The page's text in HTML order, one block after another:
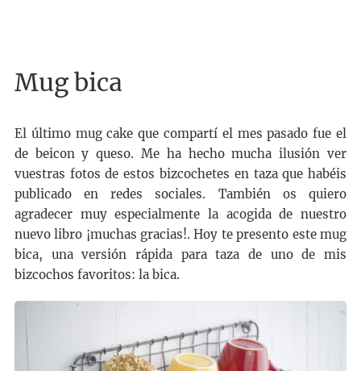
Mug bica
El último mug cake que compartí el mes pasado fue el
de beicon y queso. Me ha hecho mucha ilusión ver
vuestras fotos de estos bizcochetes en taza que habéis
publicado en redes sociales. También os quiero
agradecer muy especialmente la acogida de nuestro
nuevo libro ¡muchas gracias!. Hoy te presento este mug
bica, una versión rápida para taza de uno de mis
bizcochos favoritos: la bica.